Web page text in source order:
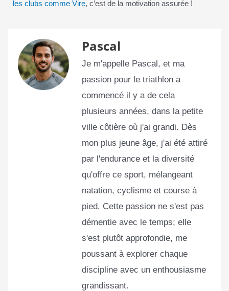
les clubs comme Vire, c’est de la motivation assurée !
Pascal
Je m'appelle Pascal, et ma
passion pour le triathlon a
commencé il y a de cela
plusieurs années, dans la petite
ville côtière où j'ai grandi. Dès
mon plus jeune âge, j'ai été attiré
par l'endurance et la diversité
qu'offre ce sport, mélangeant
natation, cyclisme et course à
pied. Cette passion ne s'est pas
démentie avec le temps; elle
s'est plutôt approfondie, me
poussant à explorer chaque
discipline avec un enthousiasme
grandissant.